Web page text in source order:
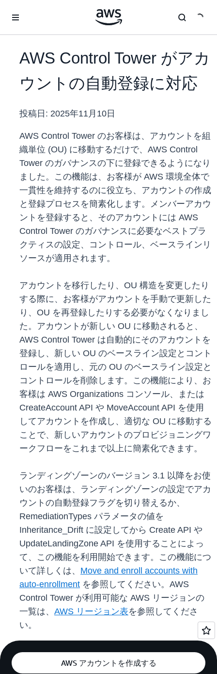
AWS Control Tower がアカ
ウントの自動登録に対応
投稿日: 2025年11月10日
AWS Control Tower のお客様は、アカウントを組
織単位 (OU) に移動するだけで、AWS Control
Tower のガバナンスの下に登録できるようになり
ました。この機能は、お客様が AWS 環境全体で
一貫性を維持するのに役立ち、アカウントの作成
と登録プロセスを簡素化します。メンバーアカウ
ントを登録すると、そのアカウントには AWS
Control Tower のガバナンスに必要なベストプラ
クティスの設定、コントロール、ベースラインリ
ソースが適用されます。
アカウントを移行したり、OU 構造を変更したり
する際に、お客様がアカウントを手動で更新した
り、OU を再登録したりする必要がなくなりまし
た。アカウントが新しい OU に移動されると、
AWS Control Tower は自動的にそのアカウントを
登録し、新しい OU のベースライン設定とコント
ロールを適用し、元の OU のベースライン設定と
コントロールを削除します。この機能により、お
客様は AWS Organizations コンソール、または
CreateAccount API や MoveAccount API を使用
してアカウントを作成し、適切な OU に移動する
ことで、新しいアカウントのプロビジョニングワ
ークフローをこれまで以上に簡素化できます。
ランディングゾーンのバージョン 3.1 以降をお使
いのお客様は、ランディングゾーンの設定でアカ
ウントの自動登録フラグを切り替えるか、
RemediationTypes パラメータの値を
Inheritance_Drift に設定してから Create API や
UpdateLandingZone API を使用することによっ
て、この機能を利用開始できます。この機能につ
いて詳しくは、 Move and enroll accounts with
auto-enrollment を参照してください。AWS
Control Tower が利用可能な AWS リージョンの
一覧は、 AWS リージョン表を参照してくださ
い。
AWS アカウントを作成する